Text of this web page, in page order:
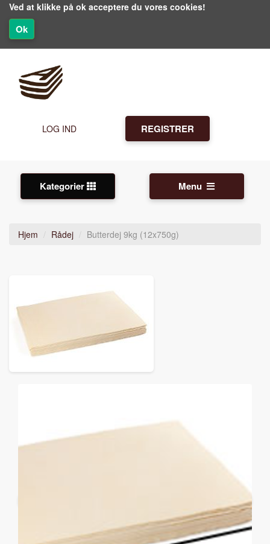
Ved at klikke på ok acceptere du vores cookies!
Ok
LOG IND REGISTRER
Kategorier Menu
Hjem Rådej Butterdej 9kg (12x750g)